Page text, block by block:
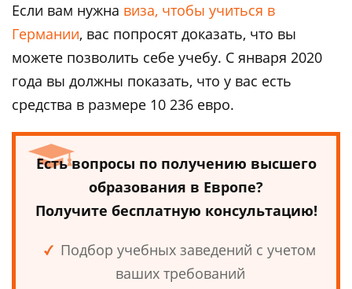
Если вам нужна виза, чтобы учиться в
Германии, вас попросят доказать, что вы
можете позволить себе учебу. С января 2020
года вы должны показать, что у вас есть
средства в размере 10 236 евро.
Есть вопросы по получению высшего
образования в Европе?
Получите бесплатную консультацию!
Подбор учебных заведений с учетом
ваших требований